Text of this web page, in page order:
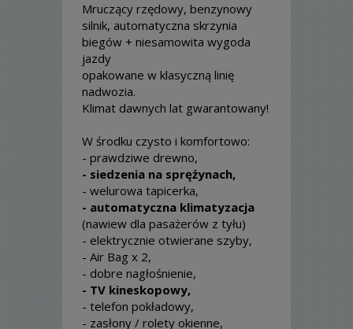
Mruczący rzędowy, benzynowy
silnik, automatyczna skrzynia
biegów + niesamowita wygoda
jazdy
opakowane w klasyczną linię
nadwozia.
Klimat dawnych lat gwarantowany!
W środku czysto i komfortowo:
- prawdziwe drewno,
- siedzenia na sprężynach,
- welurowa tapicerka,
- automatyczna klimatyzacja
(nawiew dla pasażerów z tyłu)
- elektrycznie otwierane szyby,
- Air Bag x 2,
- dobre nagłośnienie,
- TV kineskopowy,
- telefon pokładowy,
- zasłony / rolety okienne,